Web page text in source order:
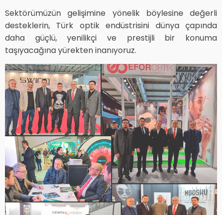
Sektörümüzün gelişimine yönelik böylesine değerli
desteklerin, Türk optik endüstrisini dünya çapında
daha güçlü, yenilikçi ve prestijli bir konuma
taşıyacağına yürekten inanıyoruz.